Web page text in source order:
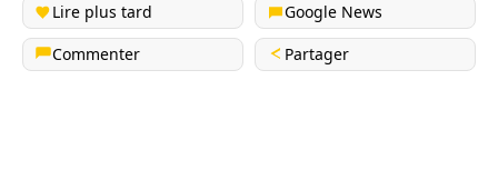
Lire plus tard
Google News
Commenter
Partager